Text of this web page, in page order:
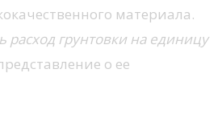
материала.
расход грунтовки на единицу
о ее